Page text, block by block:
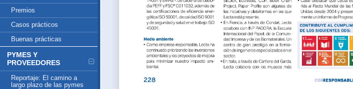
Premios
Casos prácticos
Buenas prácticas
PYMES Y
PROVEEDORES
Reportaje: El camino a
largo plazo de las pymes